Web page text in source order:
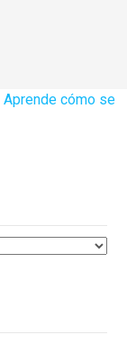
Aprende cómo se